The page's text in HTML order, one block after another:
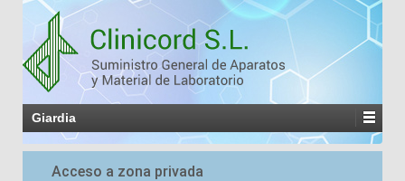
Giardia
Acceso a zona privada